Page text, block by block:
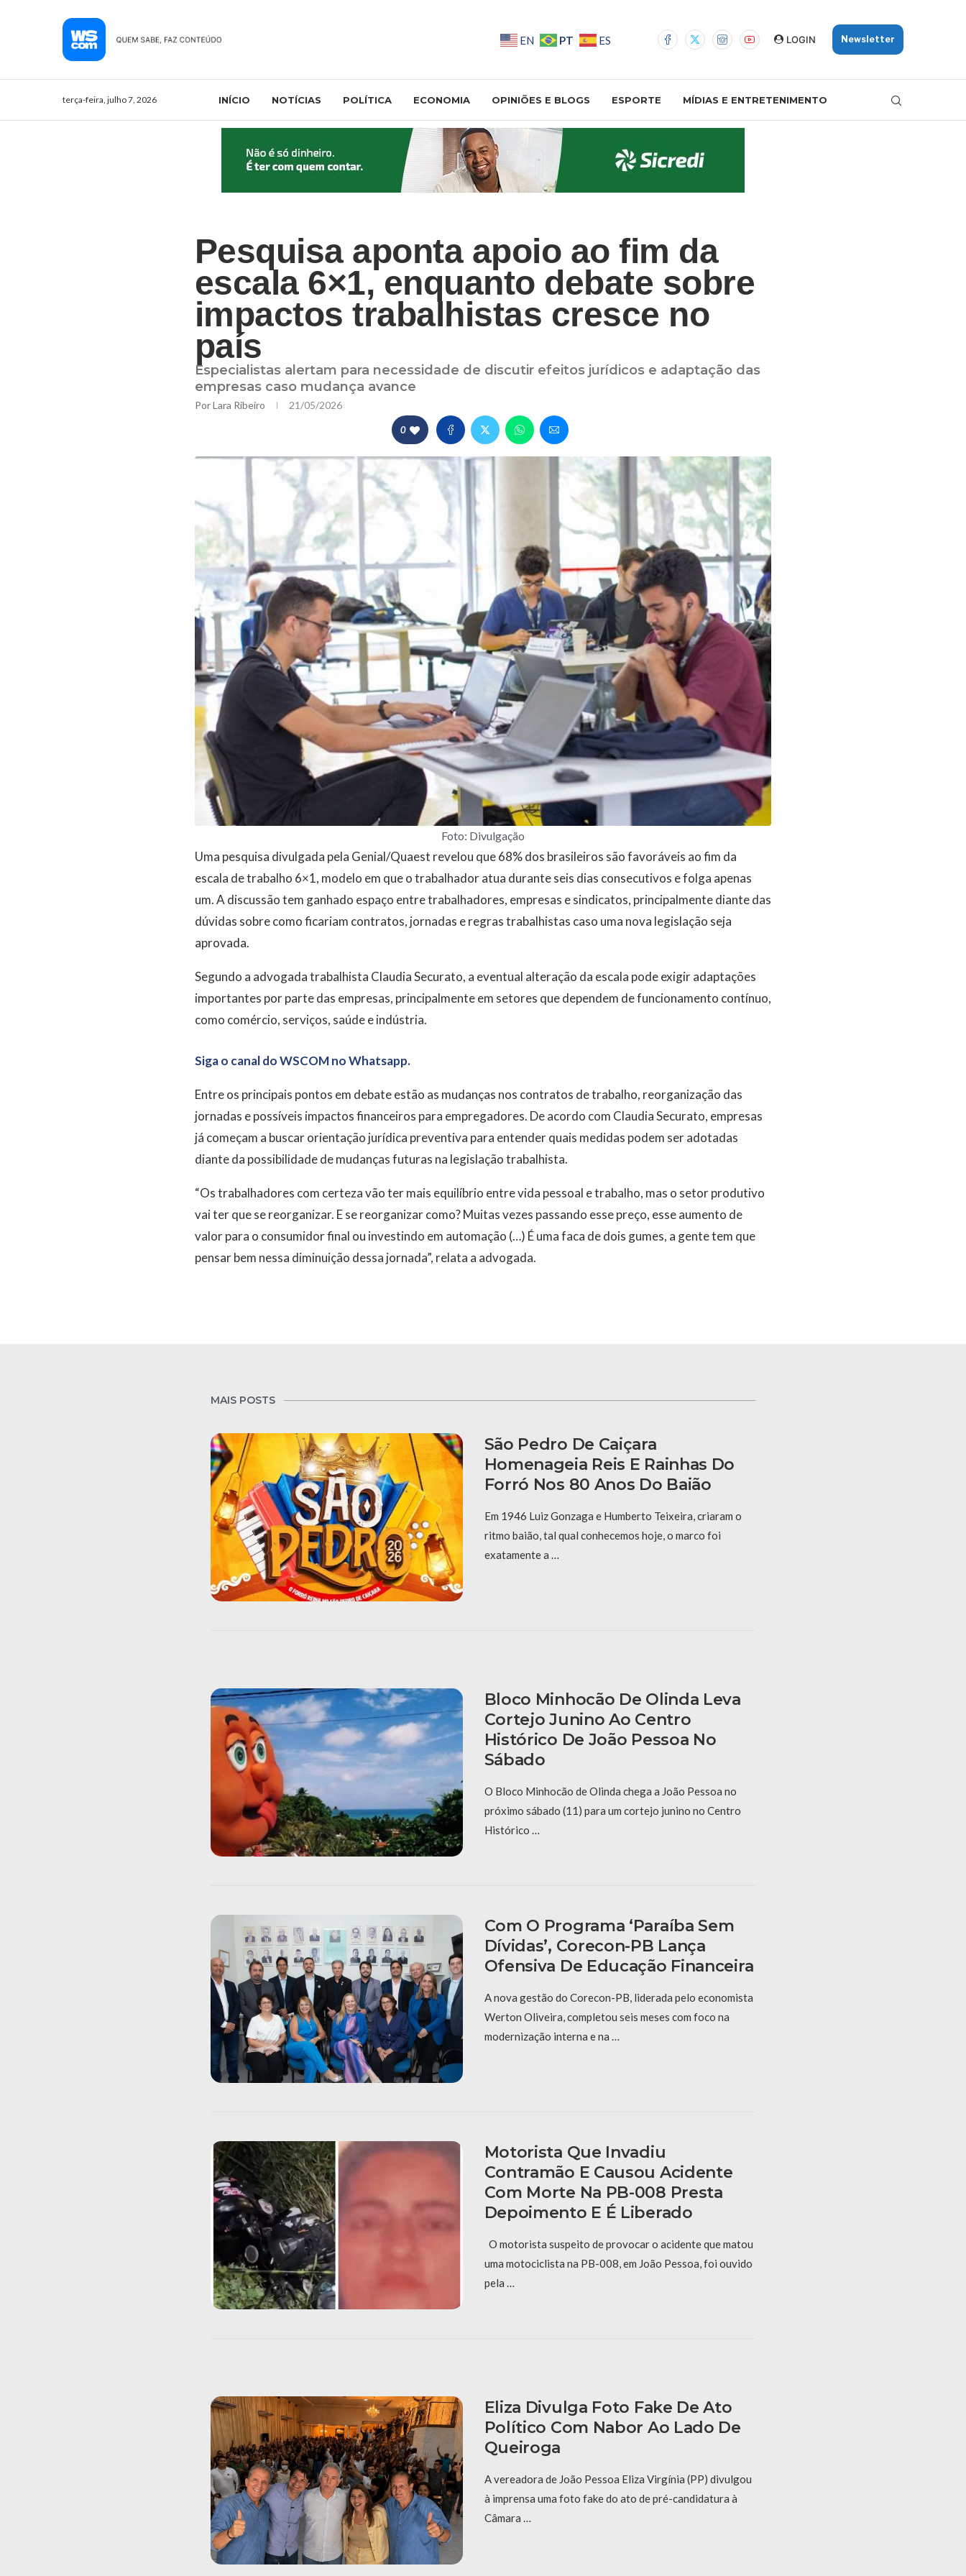
EN PT ES LOGIN Newsletter
terça-feira, julho 7, 2026 INÍCIO NOTÍCIAS POLÍTICA ECONOMIA OPINIÕES E BLOGS ESPORTE MÍDIAS E ENTRETENIMENTO
Pesquisa aponta apoio ao fim da
escala 6×1, enquanto debate sobre
impactos trabalhistas cresce no
país
Especialistas alertam para necessidade de discutir efeitos jurídicos e adaptação das
empresas caso mudança avance
PorLara Ribeiro 21/05/2026
0
Foto: Divulgação
Uma pesquisa divulgada pela Genial/Quaest revelou que 68% dos brasileiros são favoráveis ao fim da
escala de trabalho 6×1, modelo em que o trabalhador atua durante seis dias consecutivos e folga apenas
um. A discussão tem ganhado espaço entre trabalhadores, empresas e sindicatos, principalmente diante das
dúvidas sobre como ficariam contratos, jornadas e regras trabalhistas caso uma nova legislação seja
aprovada.
Segundo a advogada trabalhista Claudia Securato, a eventual alteração da escala pode exigir adaptações
importantes por parte das empresas, principalmente em setores que dependem de funcionamento contínuo,
como comércio, serviços, saúde e indústria.
Siga o canal do WSCOM no Whatsapp.
Entre os principais pontos em debate estão as mudanças nos contratos de trabalho, reorganização das
jornadas e possíveis impactos financeiros para empregadores. De acordo com Claudia Securato, empresas
já começam a buscar orientação jurídica preventiva para entender quais medidas podem ser adotadas
diante da possibilidade de mudanças futuras na legislação trabalhista.
“Os trabalhadores com certeza vão ter mais equilíbrio entre vida pessoal e trabalho, mas o setor produtivo
vai ter que se reorganizar. E se reorganizar como? Muitas vezes passando esse preço, esse aumento de
valor para o consumidor final ou investindo em automação (…) É uma faca de dois gumes, a gente tem que
pensar bem nessa diminuição dessa jornada”, relata a advogada.
MAIS POSTS
São Pedro De Caiçara
Homenageia Reis E Rainhas Do
Forró Nos 80 Anos Do Baião
Em 1946 Luiz Gonzaga e Humberto Teixeira, criaram o
ritmo baião, tal qual conhecemos hoje, o marco foi
exatamente a …
Bloco Minhocão De Olinda Leva
Cortejo Junino Ao Centro
Histórico De João Pessoa No
Sábado
O Bloco Minhocão de Olinda chega a João Pessoa no
próximo sábado (11) para um cortejo junino no Centro
Histórico …
Com O Programa ‘Paraíba Sem
Dívidas’, Corecon-PB Lança
Ofensiva De Educação Financeira
A nova gestão do Corecon-PB, liderada pelo economista
Werton Oliveira, completou seis meses com foco na
modernização interna e na …
Motorista Que Invadiu
Contramão E Causou Acidente
Com Morte Na PB-008 Presta
Depoimento E É Liberado
O motorista suspeito de provocar o acidente que matou
uma motociclista na PB-008, em João Pessoa, foi ouvido
pela …
Eliza Divulga Foto Fake De Ato
Político Com Nabor Ao Lado De
Queiroga
A vereadora de João Pessoa Eliza Virgínia (PP) divulgou
à imprensa uma foto fake do ato de pré-candidatura à
Câmara …